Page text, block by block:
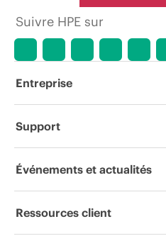
Suivre HPE sur
Entreprise
À propos de HPE
Responsabilité d’entreprise
Support
Services d’assistance
Événements et actualités
Événements
Ressources client